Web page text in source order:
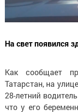
На свет появился
Как сообщает
Татарстан, на
28-летний
что у его